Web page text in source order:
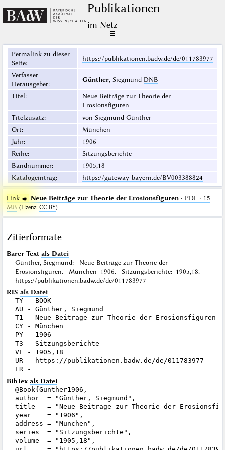
Publikationen
im Netz
☰
Permalink zu dieser
Seite:
https://publikationen.badw.de/de/011783977
Verfasser |
Herausgeber:
Günther, Siegmund DNB
Titel:
Neue Beiträge zur Theorie der
Erosionsfiguren
Titelzusatz:
von Siegmund Günther
Ort:
München
Jahr:
1906
Reihe:
Sitzungsberichte
Bandnummer:
1905,18
Katalogeintrag: https://gateway-bayern.de/BV003388824
Link ☛ Neue Beiträge zur Theorie der Erosionsfiguren· PDF · 15
MB (Lizenz: CC BY)
Zitierformate
Barer Text als Datei
Günther, Siegmund: Neue Beiträge zur Theorie der
Erosionsfiguren. München 1906. Sitzungsberichte: 1905,18.
https://publikationen.badw.de/de/011783977
RIS als Datei
TY - BOOK
AU - Günther, Siegmund
T1 - Neue Beiträge zur Theorie der Erosionsfiguren
CY - München
PY - 1906
T3 - Sitzungsberichte
VL - 1905,18
UR - https://publikationen.badw.de/de/011783977
BibTex als Datei
@Book{Günther1906,
author  = "Günther, Siegmund",
title   = "Neue Beiträge zur Theorie der
year    = "1906",
address = "München",
series  = "Sitzungsberichte",
volume  = "1905,18",